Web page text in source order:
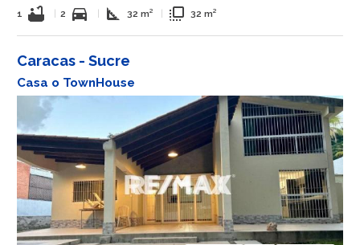
1 bathtub 2 directions_car square_foot 32 m² flip_to_front 32 m²
Caracas - Sucre
Casa o TownHouse